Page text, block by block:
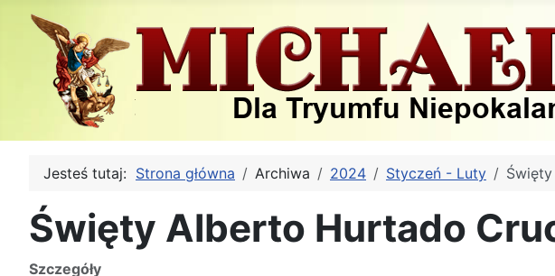
Jesteś tutaj: Strona główna Archiwa 2024 Styczeń - Luty
Święty Alberto Hurtado
Szczegóły